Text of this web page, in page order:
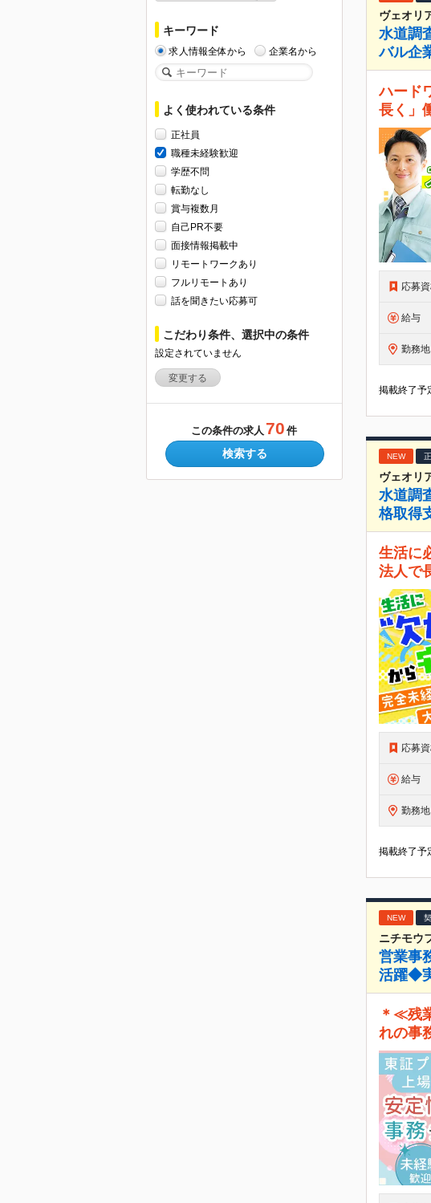
キーワード
求人情報全体から 企業名から
よく使われている条件
正社員
職種未経験歓迎
学歴不問
転勤なし
賞与複数月
自己PR不要
面接情報掲載中
リモートワークあり
フルリモートあり
話を聞きたい応募可
こだわり条件、選択中の条件
設定されていません
変更する
この条件の求人 70 件
検索する
ヴェオリ
水道調
バル企
ハード
長く」
応募
給与
勤務地
掲載終了予
NEW
ヴェオリ
水道調
格取得
生活に
法人で
応募
給与
勤務地
掲載終了予
NEW
ニチモウ
営業事
活躍◆
＊≪残
れの事